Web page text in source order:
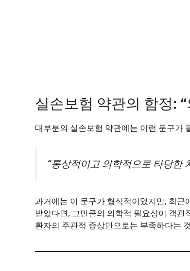
실손보험 약관의 함정:
대부분의 실손보험 약관에는 이런 문구가
“통상적이고 의학적으로 타당한
과거에는 이 문구가 형식적이었지만, 최근
받았다면, 그만큼의 의학적 필요성이 객관
환자의 주관적 증상만으로는 부족하다는